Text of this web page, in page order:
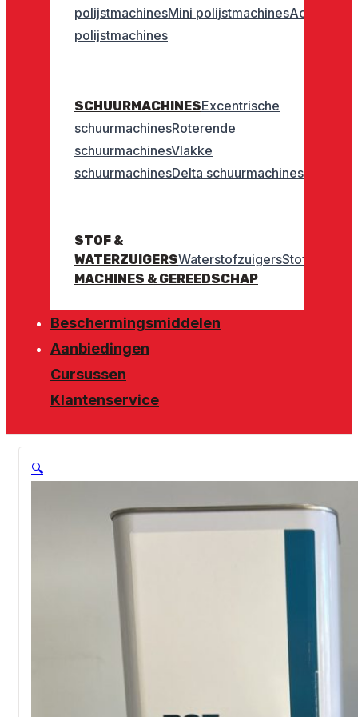
polijstmachinesMini polijstmachinesAccu
polijstmachines
SCHUURMACHINESExcentrische
schuurmachinesRoterende
schuurmachinesVlakke
schuurmachinesDelta schuurmachines
STOF &
WATERZUIGERSWaterstofzuigersStofzuigers
MACHINES & GEREEDSCHAP
Beschermingsmiddelen
Aanbiedingen
Cursussen
Klantenservice
🔍